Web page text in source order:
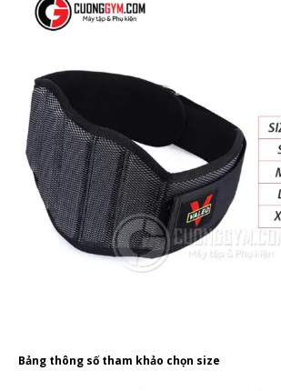
Bảng thông số tham khảo chọn size